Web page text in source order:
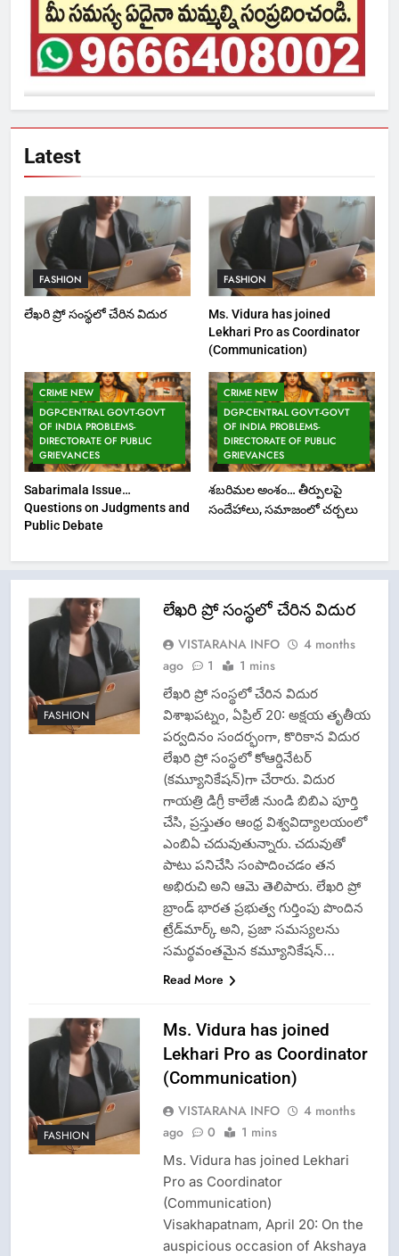
Latest
FASHION
లేఖరి ప్రో సంస్థలో చేరిన విదుర
FASHION
Ms. Vidura has joined
Lekhari Pro as Coordinator
(Communication)
CRIME NEW
DGP-CENTRAL GOVT-GOVT
OF INDIA PROBLEMS-
DIRECTORATE OF PUBLIC
GRIEVANCES
Sabarimala Issue…
Questions on Judgments and
Public Debate
CRIME NEW
DGP-CENTRAL GOVT-GOVT
OF INDIA PROBLEMS-
DIRECTORATE OF PUBLIC
GRIEVANCES
శబరిమల అంశం… తీర్పులపై
సందేహాలు, సమాజంలో చర్చలు
FASHION
లేఖరి ప్రో సంస్థలో చేరిన విదుర
VISTARANA INFO
4 months
ago
1 1 mins
లేఖరి ప్రో సంస్థలో చేరిన విదుర
విశాఖపట్నం, ఏప్రిల్ 20: అక్షయ తృతీయ
పర్వదినం సందర్భంగా, కొరికాన విదుర
లేఖరి ప్రో సంస్థలో కోఆర్డినేటర్
(కమ్యూనికేషన్)గా చేరారు. విదుర
గాయత్రి డిగ్రీ కాలేజీ నుండి బిబిఎ పూర్తి
చేసి, ప్రస్తుతం ఆంధ్ర విశ్వవిద్యాలయంలో
ఎంబిఏ చదువుతున్నారు. చదువుతో
పాటు పనిచేసి సంపాదించడం తన
అభిరుచి అని ఆమె తెలిపారు. లేఖరి ప్రో
బ్రాండ్ భారత ప్రభుత్వ గుర్తింపు పొందిన
ట్రేడ్‌మార్క్ అని, ప్రజా సమస్యలను
సమర్థవంతమైన కమ్యూనికేషన్…
Read More
FASHION
Ms. Vidura has joined
Lekhari Pro as Coordinator
(Communication)
VISTARANA INFO
4 months
ago
0 1 mins
Ms. Vidura has joined Lekhari
Pro as Coordinator
(Communication)
Visakhapatnam, April 20: On the
auspicious occasion of Akshaya